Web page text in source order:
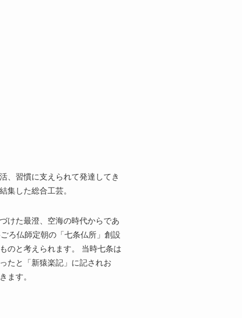
、習慣に支えられて発達してき
結集した総合工芸。
けた最澄、空海の時代からであ
ろ仏師定朝の「七条仏所」創設
のと考えられます。 当時七条は
たと「新猿楽記」に記されお
ます。